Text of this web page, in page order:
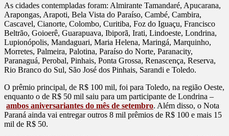
As cidades contempladas foram: Almirante Tamandaré, Apucarana,
Arapongas, Arapoti, Bela Vista do Paraíso, Cambé, Cambira,
Cascavel, Cianorte, Colombo, Curitiba, Foz do Iguaçu, Francisco
Beltrão, Goioerê, Guarapuava, Ibiporã, Irati, Lindoeste, Londrina,
Lupionópolis, Mandaguari, Maria Helena, Maringá, Marquinho,
Morretes, Palmeira, Palotina, Paraíso do Norte, Paranacity,
Paranaguá, Perobal, Pinhais, Ponta Grossa, Renascença, Reserva,
Rio Branco do Sul, São José dos Pinhais, Sarandi e Toledo.
O prêmio principal, de R$ 100 mil, foi para Toledo, na região Oeste,
enquanto o de R$ 50 mil saiu para um participante de Londrina –
ambos aniversariantes do mês de setembro. Além disso, o Nota
Paraná ainda vai entregar outros 8 mil prêmios de R$ 100 e mais 15
mil de R$ 50.